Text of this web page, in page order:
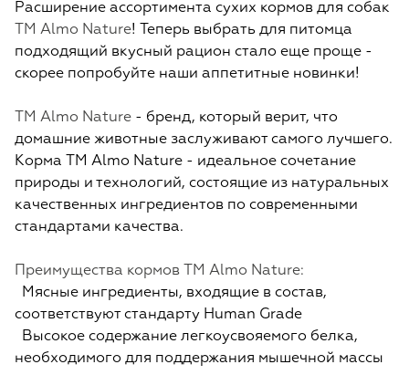
Расширение ассортимента сухих кормов для собак
TM Almo Nature! Теперь выбрать для питомца
подходящий вкусный рацион стало еще проще -
скорее попробуйте наши аппетитные новинки!
TM Almo Nature - бренд, который верит, что
домашние животные заслуживают самого лучшего.
Корма TM Almo Nature - идеальное сочетание
природы и технологий, состоящие из натуральных
качественных ингредиентов по современными
стандартами качества.
Преимущества кормов TM Almo Nature:
Мясные ингредиенты, входящие в состав,
соответствуют стандарту Human Grade
Высокое содержание легкоусвояемого белка,
необходимого для поддержания мышечной массы